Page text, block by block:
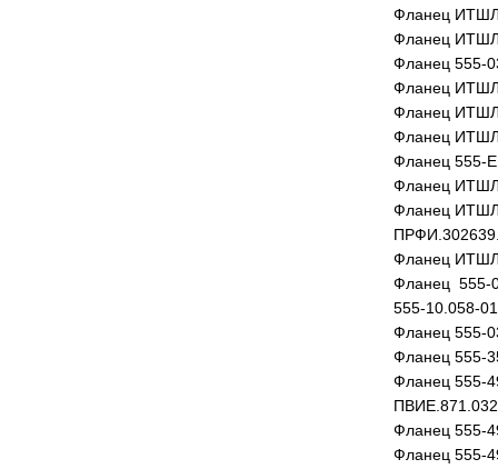
Фланец
Фланец
Фланец 555-
Фланец
Фланец
Фланец
Фланец 555-
Фланец
Фланец
Фланец
Фланец 555-
555-10.058-01
Фланец 555-
Фланец 555-
Фланец 555-
Фланец 555-
Фланец 555-